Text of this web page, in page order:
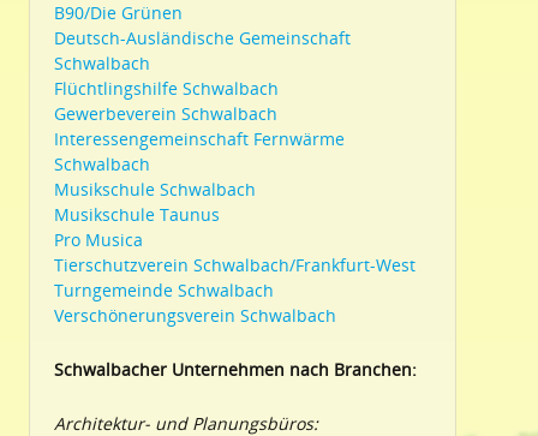
B90/Die Grünen
Deutsch-Ausländische Gemeinschaft
Schwalbach
Flüchtlingshilfe Schwalbach
Gewerbeverein Schwalbach
Interessengemeinschaft Fernwärme
Schwalbach
Musikschule Schwalbach
Musikschule Taunus
Pro Musica
Tierschutzverein Schwalbach/Frankfurt-West
Turngemeinde Schwalbach
Verschönerungsverein Schwalbach
Schwalbacher Unternehmen nach Branchen:
Architektur- und Planungsbüros: